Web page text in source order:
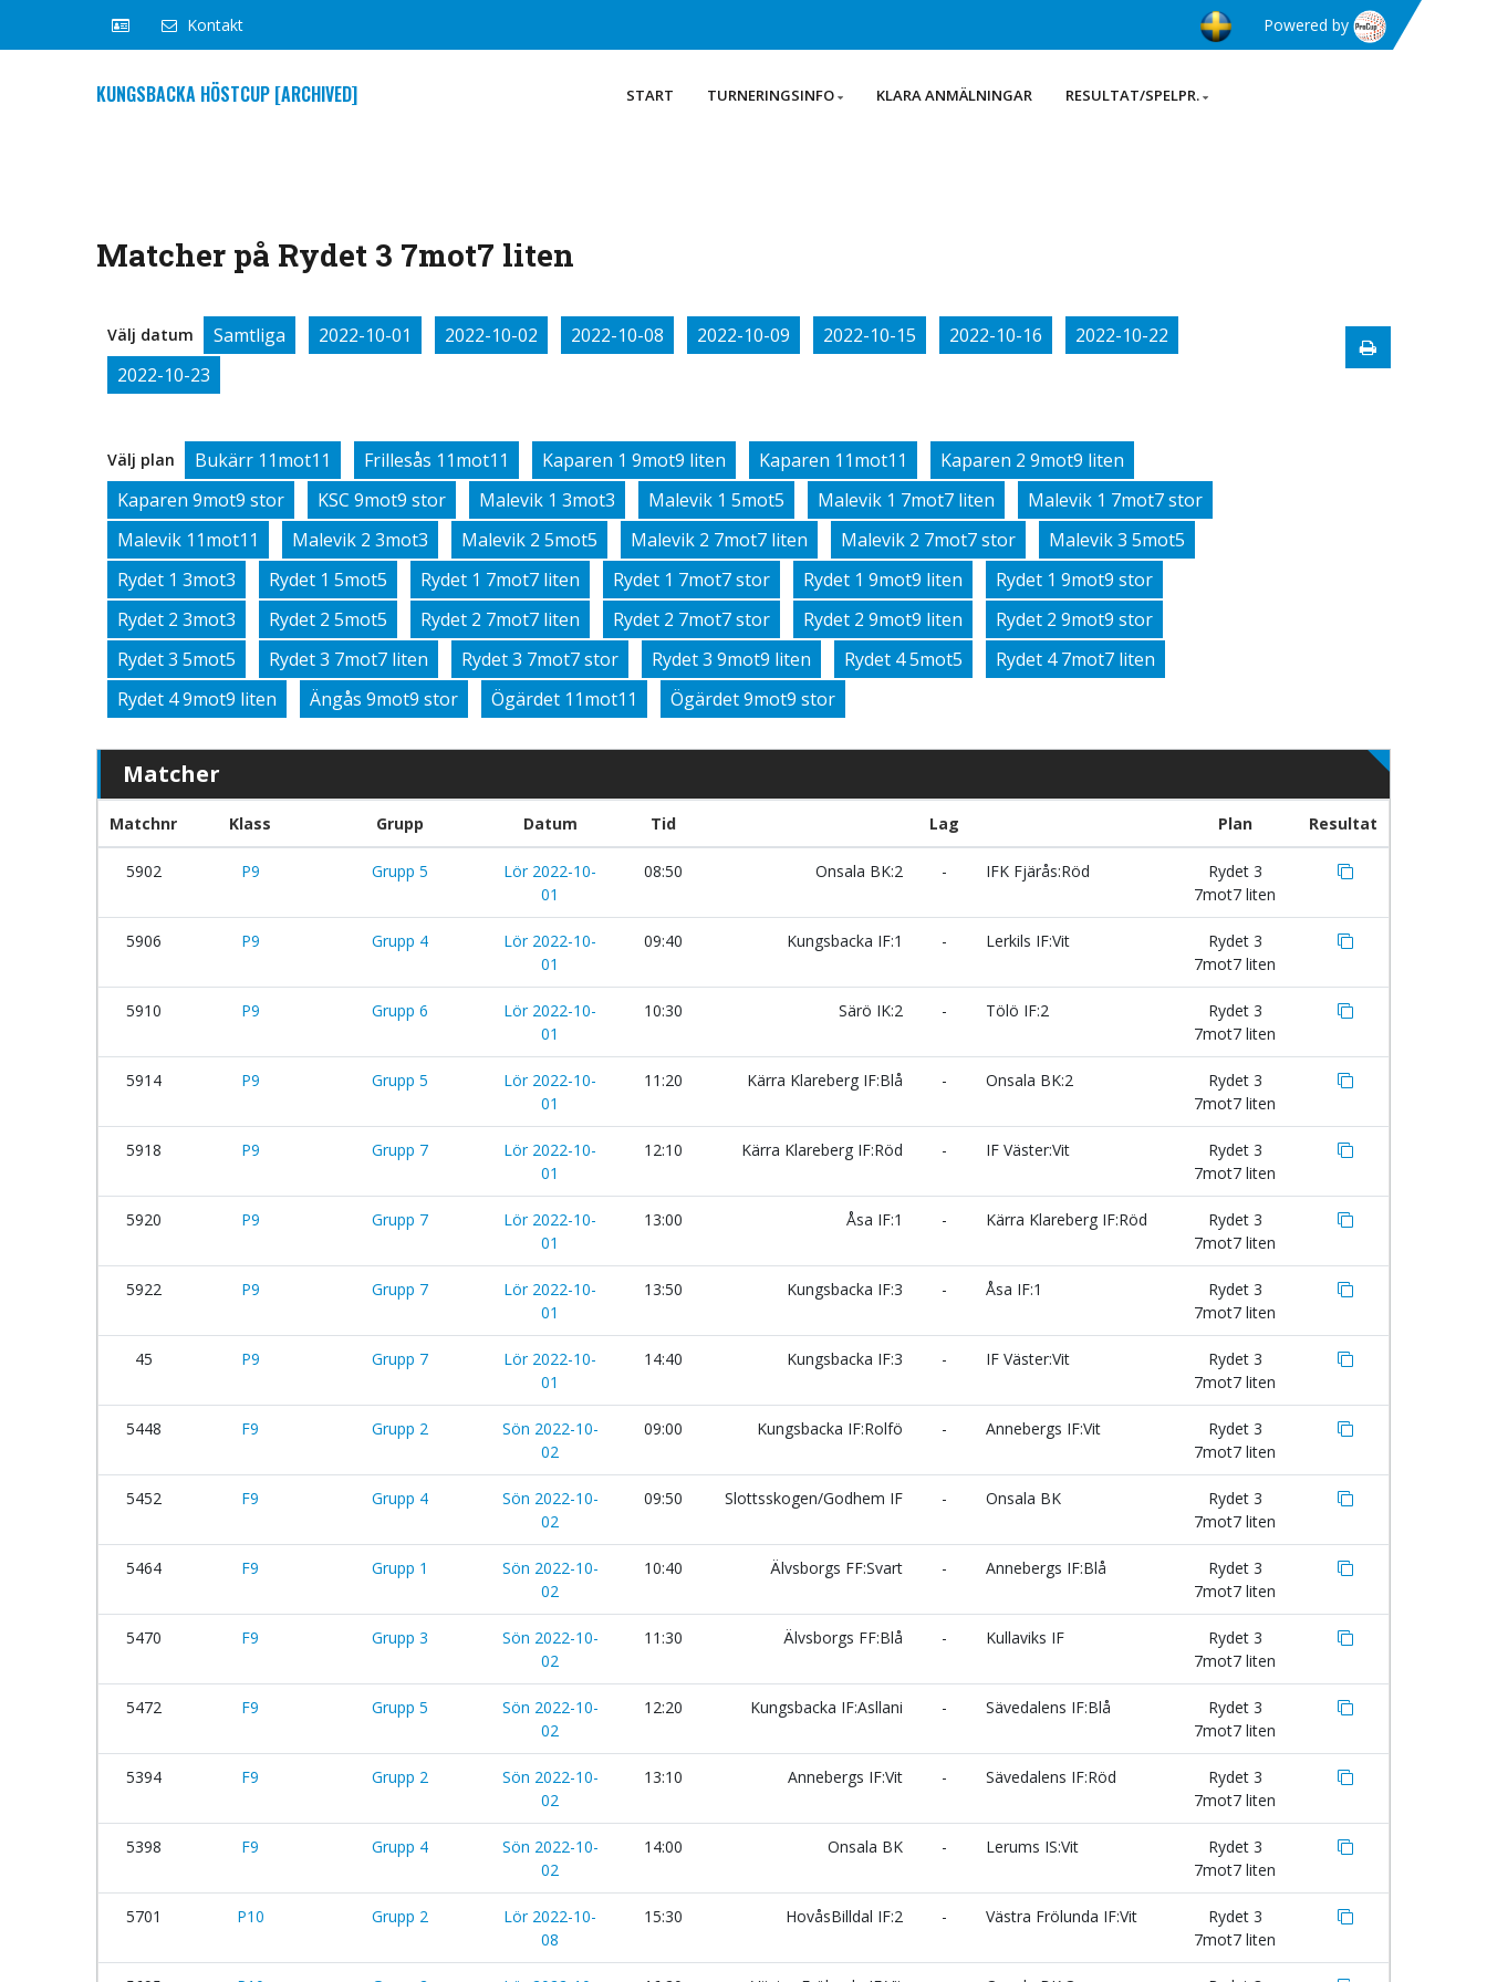
Kontakt Powered by
KUNGSBACKA HÖSTCUP [ARCHIVED] START TURNERINGSINFO KLARA ANMÄLNINGAR RESULTAT/SPELPR.
Matcher på Rydet 3 7mot7 liten
Välj datum Samtliga 2022-10-01 2022-10-02 2022-10-08 2022-10-09 2022-10-15 2022-10-16
2022-10-22
2022-10-23
Välj plan Bukärr 11mot11 Frillesås 11mot11 Kaparen 1 9mot9 liten Kaparen 11mot11
Kaparen 2 9mot9 liten
Kaparen 9mot9 stor
KSC 9mot9 stor Malevik 1 3mot3 Malevik 1 5mot5 Malevik 1 7mot7 liten
Malevik 1 7mot7 stor
Malevik 11mot11
Malevik 2 3mot3 Malevik 2 5mot5 Malevik 2 7mot7 liten Malevik 2 7mot7 stor
Malevik 3 5mot5
Rydet 1 3mot3
Rydet 1 5mot5 Rydet 1 7mot7 liten Rydet 1 7mot7 stor Rydet 1 9mot9 liten
Rydet 1 9mot9 stor
Rydet 2 3mot3
Rydet 2 5mot5 Rydet 2 7mot7 liten Rydet 2 7mot7 stor Rydet 2 9mot9 liten
Rydet 2 9mot9 stor
Rydet 3 5mot5
Rydet 3 7mot7 liten Rydet 3 7mot7 stor Rydet 3 9mot9 liten Rydet 4 5mot5
Rydet 4 7mot7 liten
Rydet 4 9mot9 liten
Ängås 9mot9 stor Ögärdet 11mot11 Ögärdet 9mot9 stor
Matcher
Matchnr Klass Grupp Datum Tid Lag Plan Resultat
5902 P9 Grupp 5
Lör 2022-10-
01
08:50 Onsala BK:2 - IFK Fjärås:Röd
Rydet 3
7mot7 liten
5906 P9 Grupp 4
Lör 2022-10-
01
09:40 Kungsbacka IF:1 - Lerkils IF:Vit
Rydet 3
7mot7 liten
5910 P9 Grupp 6
Lör 2022-10-
01
10:30 Särö IK:2 - Tölö IF:2
Rydet 3
7mot7 liten
5914 P9 Grupp 5
Lör 2022-10-
01
11:20 Kärra Klareberg IF:Blå - Onsala BK:2
Rydet 3
7mot7 liten
5918 P9 Grupp 7
Lör 2022-10-
01
12:10 Kärra Klareberg IF:Röd - IF Väster:Vit
Rydet 3
7mot7 liten
5920 P9 Grupp 7
Lör 2022-10-
01
13:00 Åsa IF:1 - Kärra Klareberg IF:Röd
Rydet 3
7mot7 liten
5922 P9 Grupp 7
Lör 2022-10-
01
13:50 Kungsbacka IF:3 - Åsa IF:1
Rydet 3
7mot7 liten
45 P9 Grupp 7
Lör 2022-10-
01
14:40 Kungsbacka IF:3 - IF Väster:Vit
Rydet 3
7mot7 liten
5448 F9 Grupp 2
Sön 2022-10-
02
09:00 Kungsbacka IF:Rolfö - Annebergs IF:Vit
Rydet 3
7mot7 liten
5452 F9 Grupp 4
Sön 2022-10-
02
09:50 Slottsskogen/Godhem IF - Onsala BK
Rydet 3
7mot7 liten
5464 F9 Grupp 1
Sön 2022-10-
02
10:40 Älvsborgs FF:Svart - Annebergs IF:Blå
Rydet 3
7mot7 liten
5470 F9 Grupp 3
Sön 2022-10-
02
11:30 Älvsborgs FF:Blå - Kullaviks IF
Rydet 3
7mot7 liten
5472 F9 Grupp 5
Sön 2022-10-
02
12:20 Kungsbacka IF:Asllani - Sävedalens IF:Blå
Rydet 3
7mot7 liten
5394 F9 Grupp 2
Sön 2022-10-
02
13:10 Annebergs IF:Vit - Sävedalens IF:Röd
Rydet 3
7mot7 liten
5398 F9 Grupp 4
Sön 2022-10-
02
14:00 Onsala BK - Lerums IS:Vit
Rydet 3
7mot7 liten
5701 P10 Grupp 2
Lör 2022-10-
08
15:30 HovåsBilldal IF:2 - Västra Frölunda IF:Vit
Rydet 3
7mot7 liten